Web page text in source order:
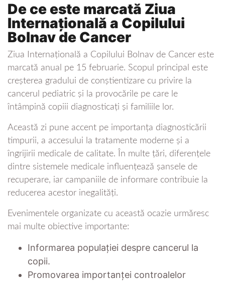
De ce este marcată Ziua
Internațională a Copilului
Bolnav de Cancer
Ziua Internațională a Copilului Bolnav de Cancer este
marcată anual pe 15 februarie. Scopul principal este
creșterea gradului de conștientizare cu privire la
cancerul pediatric și la provocările pe care le
întâmpină copiii diagnosticați și familiile lor.
Această zi pune accent pe importanța diagnosticării
timpurii, a accesului la tratamente moderne și a
îngrijirii medicale de calitate. În multe țări, diferențele
dintre sistemele medicale influențează șansele de
recuperare, iar campaniile de informare contribuie la
reducerea acestor inegalități.
Evenimentele organizate cu această ocazie urmăresc
mai multe obiective importante:
Informarea populației despre cancerul la
copii.
Promovarea importanței controalelor